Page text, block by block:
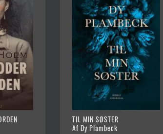
TIL MIN SØSTER
Af Dy Plambeck